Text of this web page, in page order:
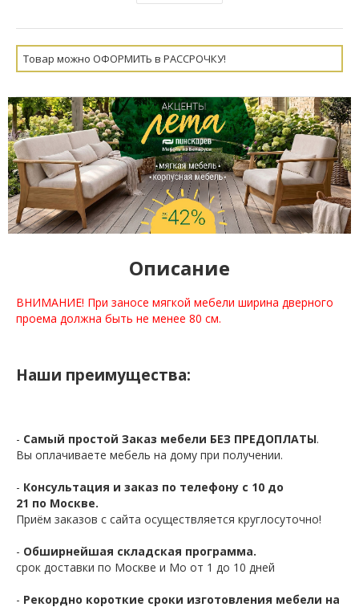
Товар можно ОФОРМИТЬ в РАССРОЧКУ!
Описание
ВНИМАНИЕ! При заносе мягкой мебели ширина дверного
проема должна быть не менее 80 см.
Наши преимущества:
- Самый простой Заказ мебели БЕЗ ПРЕДОПЛАТЫ.
Вы оплачиваете мебель на дому при получении.
- Консультация и заказ по телефону с 10 до
21 по Москве.
Приём заказов с сайта осуществляется круглосуточно!
- Обширнейшая складская программа.
срок доставки по Москве и Мо от 1 до 10 дней
- Рекордно короткие сроки изготовления мебели на